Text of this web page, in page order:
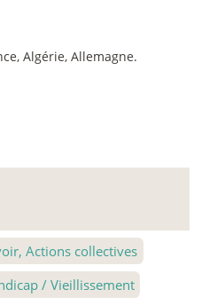
Algérie, Allemagne.
Actions collectives
/ Vieillissement